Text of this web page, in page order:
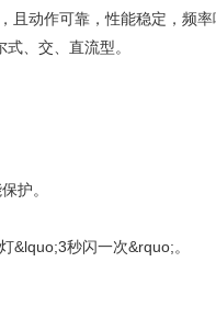
动作可靠，性能稳定，频率
、交、直流型。
护。
&lquo;3秒闪一次&rquo;。